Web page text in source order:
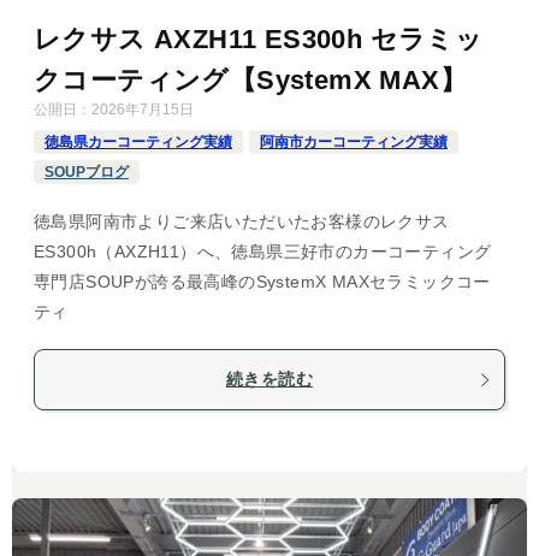
レクサス AXZH11 ES300h セラミッ
クコーティング【SystemX MAX】
公開日： 2026年7月15日
徳島県カーコーティング実績
阿南市カーコーティング実績
SOUPブログ
徳島県阿南市よりご来店いただいたお客様のレクサス
ES300h（AXZH11）へ、徳島県三好市のカーコーティング
専門店SOUPが誇る最高峰のSystemX MAXセラミックコー
ティ
続きを読む